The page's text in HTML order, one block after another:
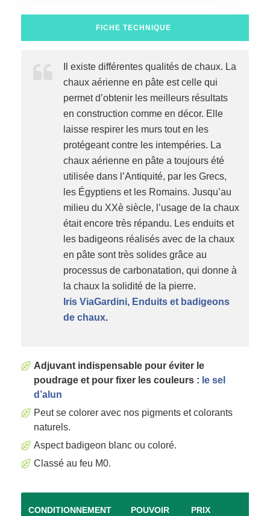
FICHE TECHNIQUE
Il existe différentes qualités de chaux. La
chaux aérienne en pâte est celle qui
permet d’obtenir les meilleurs résultats
en construction comme en décor. Elle
laisse respirer les murs tout en les
protégeant contre les intempéries. La
chaux aérienne en pâte a toujours été
utilisée dans l’Antiquité, par les Grecs,
les Égyptiens et les Romains. Jusqu’au
milieu du XXè siècle, l’usage de la chaux
était encore très répandu. Les enduits et
les badigeons réalisés avec de la chaux
en pâte sont très solides grâce au
processus de carbonatation, qui donne à
la chaux la solidité de la pierre.
Iris ViaGardini, Enduits et badigeons
de chaux.
Adjuvant indispensable pour éviter le
poudrage et pour fixer les couleurs : le sel
d’alun
Peut se colorer avec nos pigments et colorants
naturels.
Aspect badigeon blanc ou coloré.
Classé au feu M0.
CONDITIONNEMENT POUVOIR PRIX